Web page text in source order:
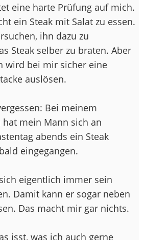
eine harte Prüfung auf mich.
ein Steak mit Salat zu essen.
ihn dazu zu
Steak selber zu braten. Aber
wird bei mir sicher eine
auslösen.
Bei meinem
hat mein Mann sich an
abends ein Steak
eingegangen.
eigentlich immer sein
Damit kann er sogar neben
Das macht mir gar nichts.
isst, was ich auch gerne